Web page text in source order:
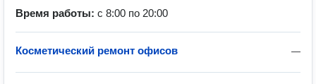
Время работы: с 8:00 по 20:00
—
Косметический ремонт офисов